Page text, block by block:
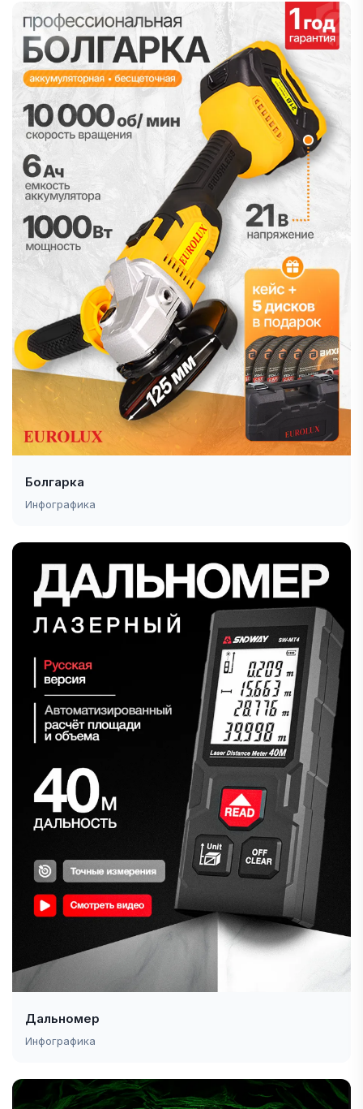
Болгарка
Инфографика
Дальномер
Инфографика